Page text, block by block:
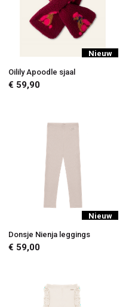
Nieuw
Oilily Apoodle sjaal
€ 59,90
Nieuw
Donsje Nienja leggings
€ 59,00